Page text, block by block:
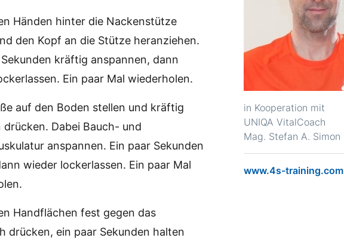
in Kooperation mit
UNIQA VitalCoach
Mag. Stefan A. Simon
www.4s-training.com
Händen hinter die Nackenstütze
den Kopf an die Stütze heranziehen.
kräftig anspannen, dann
Ein paar Mal wiederholen.
auf den Boden stellen und kräftig
drücken. Dabei Bauch- und
anspannen. Ein paar Sekunden
wieder lockerlassen. Ein paar Mal
Handflächen fest gegen das
drücken, ein paar Sekunden halten